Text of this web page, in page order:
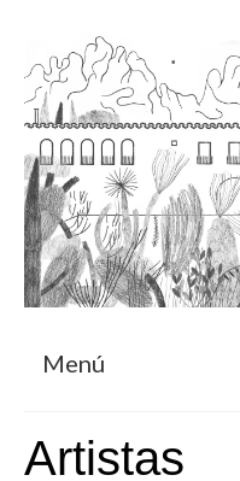
Menú
Artistas